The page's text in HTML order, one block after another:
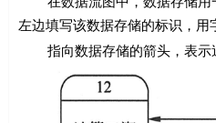
左边填写该数据存储的标识，
指向数据存储的箭头，表示送